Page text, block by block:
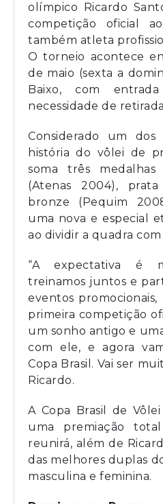
olímpico Ricardo
competição oficial
também atleta
O torneio acontece
de maio (sexta a
Baixo, com
necessidade de
Considerado um dos
história do vôlei de
soma três
(Atenas 2004),
bronze (Pequim
uma nova e especial
ao dividir a quadra
“A expectativa é
treinamos juntos e
eventos promocionais,
primeira competição
um sonho antigo e
com ele, e agora
Copa Brasil. Vai ser
Ricardo.
A Copa Brasil de
uma premiação
reunirá, além de
das melhores duplas
masculina e feminina.